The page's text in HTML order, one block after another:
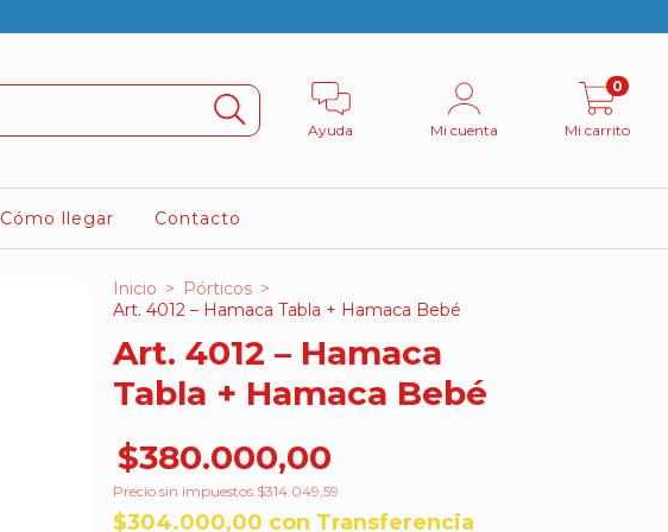
Ayuda Mi cuenta Mi carrito
0
Cómo llegar Contacto
Inicio > Pórticos >
Art. 4012 – Hamaca Tabla + Hamaca Bebé
Art. 4012 – Hamaca
Tabla + Hamaca Bebé
$380.000,00
Precio sin impuestos $314.049,59
$304.000,00 con Transferencia